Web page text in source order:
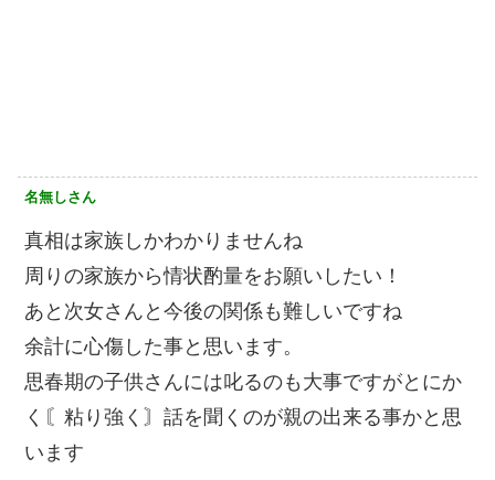
名無しさん
真相は家族しかわかりませんね
周りの家族から情状酌量をお願いしたい！
あと次女さんと今後の関係も難しいですね
余計に心傷した事と思います。
思春期の子供さんには叱るのも大事ですがとにか
く〘粘り強く〙話を聞くのが親の出来る事かと思
います